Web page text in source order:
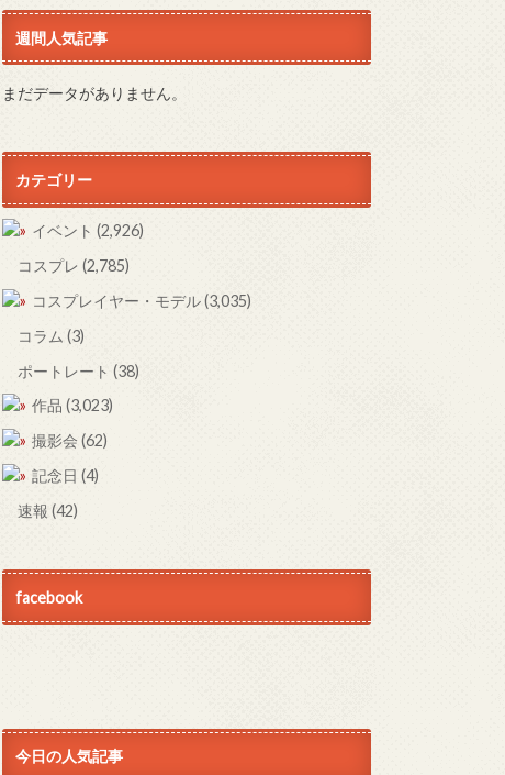
週間人気記事
まだデータがありません。
カテゴリー
イベント (2,926)
コスプレ (2,785)
コスプレイヤー・モデル(3,035)
コラム (3)
ポートレート (38)
作品 (3,023)
撮影会 (62)
記念日 (4)
速報 (42)
facebook
今日の人気記事